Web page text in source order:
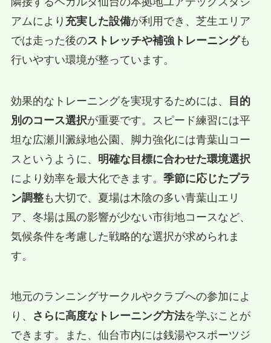
アムにより 充実した設備が利用でき、芝生エリア
では走った後のストレッチや補強トレーニングも
行いやすい環境が整っています。
効果的なトレーニングを実現するためには、
目的
別のコース選択が重要です。スピード練習には平
坦な広瀬川澱緑地公園、脚力強化には青葉山コー
スというように、 明確な目標に合わせた環境選択
により効率を最大化できます。 季節に応じたプラ
ン調整も大切で、夏場は木陰の多い青葉山エリ
ア、冬場は風の影響が少ない市街地コースなど、
気候条件を考慮した戦略的な選択が求められま
す。
地元のランニングサークルやクラブへの参加によ
り、
さらに高度なトレーニング方法を学ぶことが
できます。また、仙台市内には銭湯やスポーツジ